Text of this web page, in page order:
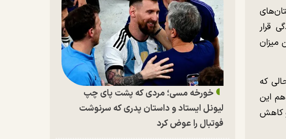
قرار
میزان
که
این
و کاهش
خورخه مسی؛ مردی که پشت پای چپ
لیونل ایستاد و داستان پدری که سرنوشت
فوتبال را عوض کرد